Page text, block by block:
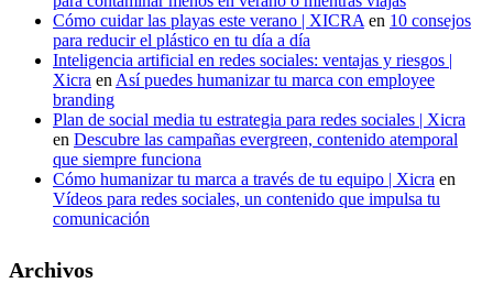
Cómo cuidar las playas este verano | XICRA en 10 consejos
para reducir el plástico en tu día a día
Inteligencia artificial en redes sociales: ventajas y riesgos |
Xicra en Así puedes humanizar tu marca con employee
branding
Plan de social media tu estrategia para redes sociales | Xicra
en Descubre las campañas evergreen, contenido atemporal
que siempre funciona
Cómo humanizar tu marca a través de tu equipo | Xicra en
Vídeos para redes sociales, un contenido que impulsa tu
comunicación
Archivos